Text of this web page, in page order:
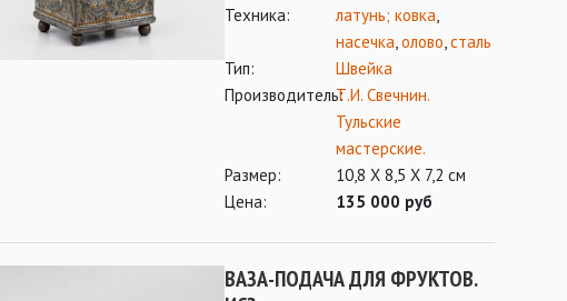
Техника:
латунь; ковка,
насечка,олово,сталь
Тип:
Швейка
Производитель:Т.И. Свечнин.
Тульские
мастерские.
Размер:
10,8 Х 8,5 Х 7,2 см
Цена:
135 000 руб
ВАЗА-ПОДАЧА ДЛЯ ФРУКТОВ.